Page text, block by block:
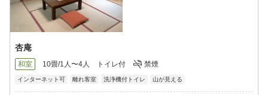
杏庵
和室 10畳/1人〜4人 トイレ付 禁煙
インターネット可 離れ客室 洗浄機付トイレ 山が見える